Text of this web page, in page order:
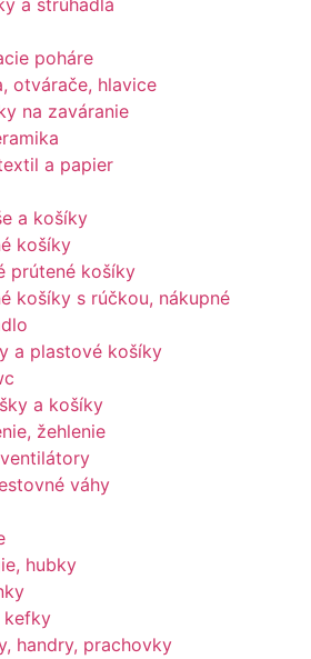
a strúhadlá
poháre
otvárače, hlavice
na zaváranie
a papier
a košíky
košíky
prútené košíky
košíky s rúčkou, nákupné
a plastové košíky
a košíky
žehlenie
váhy
hubky
kefky
handry, prachovky